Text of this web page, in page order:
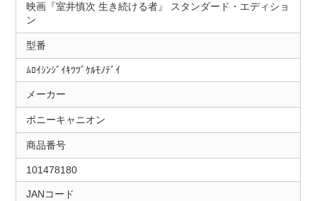
映画『室井慎次 生き続ける者』 スタンダード・エディショ
ン
型番
ﾑﾛｲｼﾝｼﾞｲｷﾂﾂﾞｹﾙﾓﾉﾃﾞｲ
メーカー
ポニーキャニオン
商品番号
101478180
JANコード